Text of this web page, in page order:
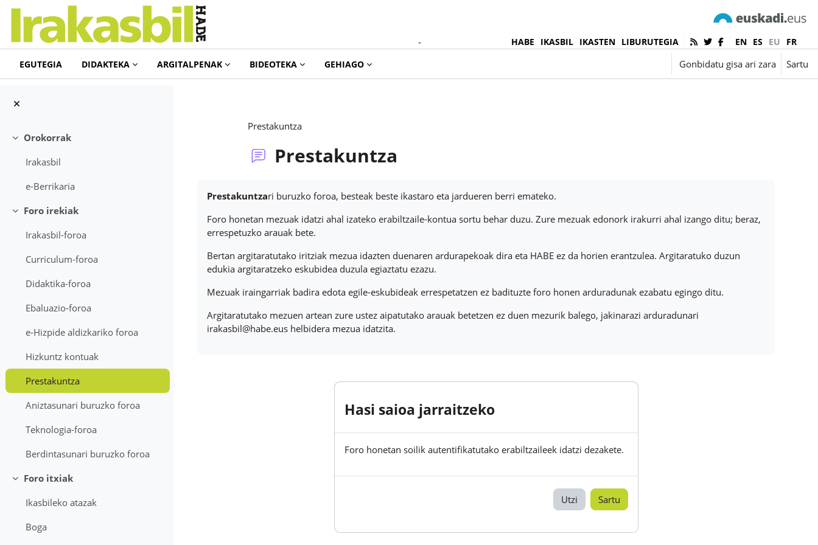
Joan eduki nagusira zuzenean
- HABE IKASBIL IKASTEN LIBURUTEGIA EN ES EU
FR
EGUTEGIA
DIDAKTEKA ARGITALPENAK BIDEOTEKA GEHIAGO Gonbidatu gisa ari zara Sartu
Tolestu
Orokorrak
Irakasbil
e-Berrikaria
Tolestu
Foro irekiak
Irakasbil-foroa
Curriculum-foroa
Didaktika-foroa
Ebaluazio-foroa
e-Hizpide aldizkariko foroa
Hizkuntz kontuak
Prestakuntza
Aniztasunari buruzko foroa
Teknologia-foroa
Berdintasunari buruzko foroa
Tolestu
Foro itxiak
Ikasbileko atazak
Boga
Prestakuntza
Prestakuntza
Prestakuntzari buruzko foroa, besteak beste ikastaro eta jardueren berri emateko.
Foro honetan mezuak idatzi ahal izateko erabiltzaile-kontua sortu behar duzu. Zure mezuak edonork irakurri ahal izango ditu; beraz,
errespetuzko arauak bete.
Bertan argitaratutako iritziak mezua idazten duenaren ardurapekoak dira eta HABE ez da horien erantzulea. Argitaratuko duzun
edukia argitaratzeko eskubidea duzula egiaztatu ezazu.
Mezuak iraingarriak badira edota egile-eskubideak errespetatzen ez badituzte foro honen arduradunak ezabatu egingo ditu.
Argitaratutako mezuen artean zure ustez aipatutako arauak betetzen ez duen mezurik balego, jakinarazi arduradunari
irakasbil@habe.eus helbidera mezua idatzita.
Hasi saioa jarraitzeko
Foro honetan soilik autentifikatutako erabiltzaileek idatzi dezakete.
Utzi Sartu